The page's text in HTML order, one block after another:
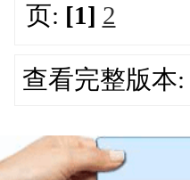
页: [1] 2
查看完整版本: